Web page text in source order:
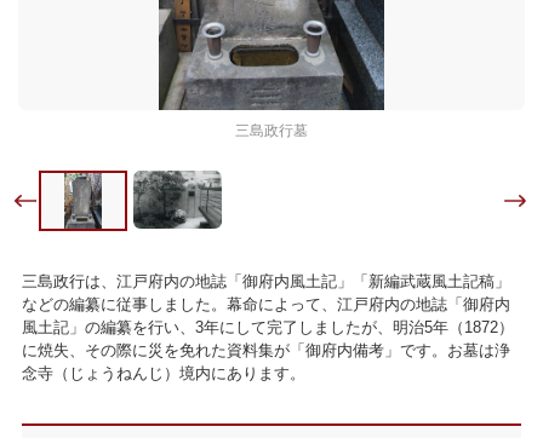
三島政行墓
三島政行は、江戸府内の地誌「御府内風土記」「新編武蔵風土記稿」
などの編纂に従事しました。幕命によって、江戸府内の地誌「御府内
風土記」の編纂を行い、3年にして完了しましたが、明治5年（1872）
に焼失、その際に災を免れた資料集が「御府内備考」です。お墓は浄
念寺（じょうねんじ）境内にあります。